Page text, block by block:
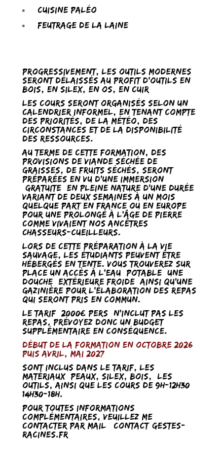
– Cuisine paléo
– Feutrage de la laine
Progressivement, les outils modernes
seront délaissés au profit d’outils en
bois, en silex, en os, en cuir…
Les cours seront organisés selon un
calendrier informel, en tenant compte
des priorités, de la météo, des
circonstances et de la disponibilité
des ressources.
Au terme de cette formation, des
provisions de viande séchée de
graisses, de fruits séchés, seront
préparées en vu d’une immersion
(gratuite) en pleine nature d’une durée
variant de deux semaines à un mois
quelque part en France ou en Europe
pour une prolongé à l’âge de pierre
comme vivaient nos ancêtres
chasseurs-cueilleurs.
Lors de cette préparation à la vie
sauvage, les étudiants peuvent être
hébergés en tente. Vous trouverez sur
place un accès à l’eau (potable) une
douche (extérieure froide) ainsi qu’une
gazinière pour l’élaboration des repas
qui seront pris en commun.
Le tarif (2000€/pers) n’inclut pas les
repas, prévoyez donc un budget
supplémentaire en conséquence.
Début de la formation en octobre 2026
puis avril, mai 2027
Sont inclus dans le tarif, les
matériaux (peaux, silex, bois,) les
outils, ainsi que les cours de 9h-12h30 /
14h30-18h.
Pour toutes informations
complémentaires, veuillez me
contacter par mail : contact@gestes-
racines.fr